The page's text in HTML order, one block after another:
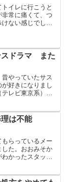
イレに行こうと
常に痛くて、つ
ない感じでし
きま...
スドラマ また
昔やっていたサス
好きになりまし
レビ東京系）や
の俳優さんが出
、ドラ...
理は不能
らっているメー
た。おおみそか
かったスタッド
かい横のところ